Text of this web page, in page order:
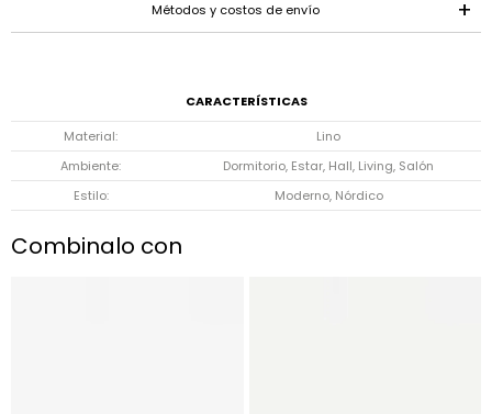
Métodos y costos de envío
CARACTERÍSTICAS
Material
Lino
Ambiente
Dormitorio, Estar, Hall, Living, Salón
Estilo
Moderno, Nórdico
Combinalo con